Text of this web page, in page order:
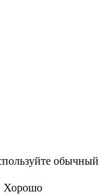
обычный
Хорошо